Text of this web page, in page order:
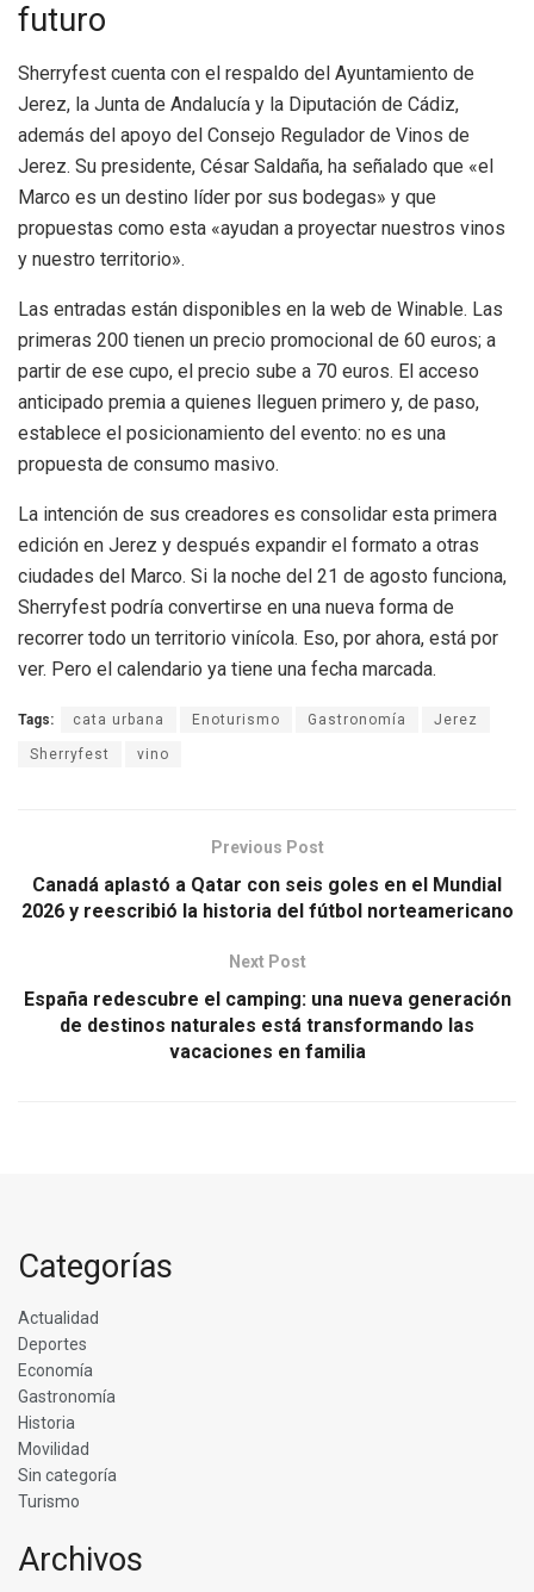
futuro
Sherryfest cuenta con el respaldo del Ayuntamiento de
Jerez, la Junta de Andalucía y la Diputación de Cádiz,
además del apoyo del Consejo Regulador de Vinos de
Jerez. Su presidente, César Saldaña, ha señalado que «el
Marco es un destino líder por sus bodegas» y que
propuestas como esta «ayudan a proyectar nuestros vinos
y nuestro territorio».
Las entradas están disponibles en la web de Winable. Las
primeras 200 tienen un precio promocional de 60 euros; a
partir de ese cupo, el precio sube a 70 euros. El acceso
anticipado premia a quienes lleguen primero y, de paso,
establece el posicionamiento del evento: no es una
propuesta de consumo masivo.
La intención de sus creadores es consolidar esta primera
edición en Jerez y después expandir el formato a otras
ciudades del Marco. Si la noche del 21 de agosto funciona,
Sherryfest podría convertirse en una nueva forma de
recorrer todo un territorio vinícola. Eso, por ahora, está por
ver. Pero el calendario ya tiene una fecha marcada.
Tags: cata urbana Enoturismo Gastronomía Jerez
Sherryfest vino
Previous Post
Canadá aplastó a Qatar con seis goles en el Mundial
2026 y reescribió la historia del fútbol norteamericano
Next Post
España redescubre el camping: una nueva generación
de destinos naturales está transformando las
vacaciones en familia
Categorías
Actualidad
Deportes
Economía
Gastronomía
Historia
Movilidad
Sin categoría
Turismo
Archivos